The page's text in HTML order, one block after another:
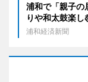
浦和で「親子
りや和太鼓楽し
浦和経済新聞